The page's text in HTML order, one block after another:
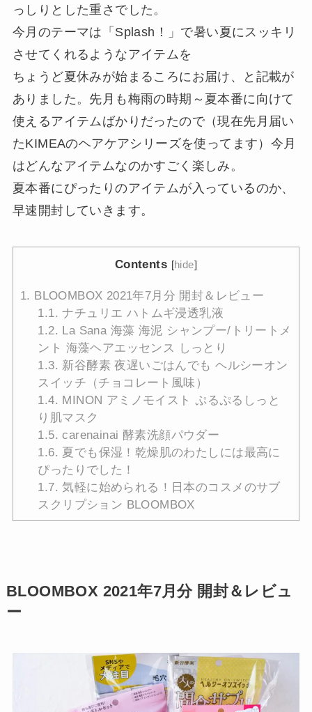
っしりとした重さでした。
今月のテーマは「Splash！」で暑い夏にスッキリ
させてくれるようなアイテムを
ちょうど夏休みが始まるころにお届け、と記載が
ありました。先月も梅雨の時期～夏本番に向けて
使えるアイテムばかりだったので（現在先月届い
たKIMEAのヘアケアシリーズを使ってます）今月
はどんなアイテムなのかすごく楽しみ。
夏本番にぴったりのアイテムが入っているのか、
早速開封していきます。
Contents [hide]
1. BLOOMBOX 2021年7月分 開封＆レビュー
1.1. ナチュリエ ハトムギ浸透乳液
1.2. La Sana 海藻 海泥 シャンプー/トリートメ
ント 海藻ヘアエッセンス しっとり
1.3. 新谷酵素 夜遅いごはんでも ヘルシーオン
スイッチ（チョコレート風味）
1.4. MINON アミノモイスト ぷるぷるしっと
り肌マスク
1.5. carenainai 酵素洗顔パウダー
1.6. 夏でも保湿！乾燥肌のわたしには最高に
ぴったりでした！
1.7. 気軽に始められる！日本のコスメのサブ
スクリプション BLOOMBOX
BLOOMBOX 2021年7月分 開封＆レビュ
ー